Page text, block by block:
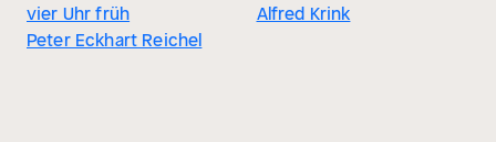
vier Uhr früh
Peter Eckhart Reichel
Alfred Krink